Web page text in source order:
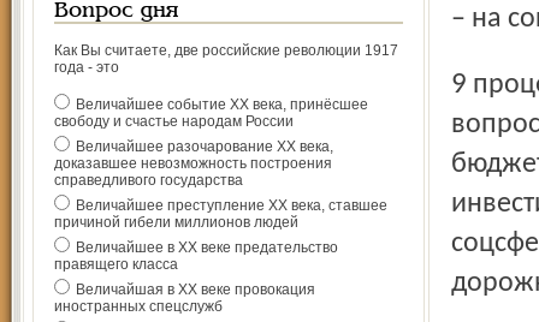
Вопрос дня
Как Вы считаете, две российские революции 1917
года - это
Величайшее событие ХХ века, принёсшее
свободу и счастье народам России
Величайшее разочарование ХХ века,
доказавшее невозможность построения
справедливого государства
Величайшее преступление ХХ века, ставшее
причиной гибели миллионов людей
Величайшее в ХХ веке предательство
правящего класса
Величайшая в ХХ веке провокация
иностранных спецслужб
– на
9 процентов – на здравоохранение и спорт. На решение